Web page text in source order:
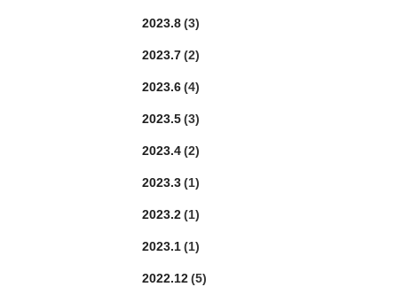
2023.8(3)
2023.7(2)
2023.6(4)
2023.5(3)
2023.4(2)
2023.3(1)
2023.2(1)
2023.1(1)
2022.12(5)